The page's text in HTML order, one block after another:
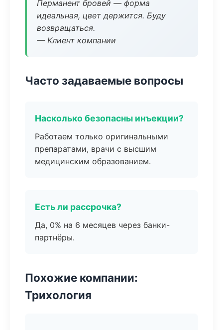
Перманент бровей — форма
идеальная, цвет держится. Буду
возвращаться.
— Клиент компании
Часто задаваемые вопросы
Насколько безопасны инъекции?
Работаем только оригинальными
препаратами, врачи с высшим
медицинским образованием.
Есть ли рассрочка?
Да, 0% на 6 месяцев через банки-
партнёры.
Похожие компании:
Трихология